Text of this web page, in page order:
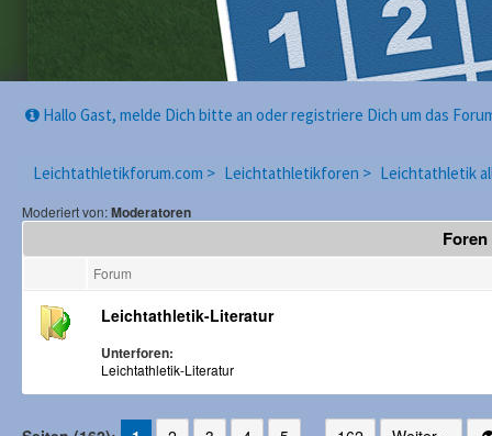
Hallo Gast, melde Dich bitte an oder registriere Dich um das
Leichtathletikforum.com > Leichtathletikforen > Leichtathletik
Moderiert von:Moderatoren
Forum
Leichtathletik-Literatur
Unterforen:
Leichtathletik-Literatur